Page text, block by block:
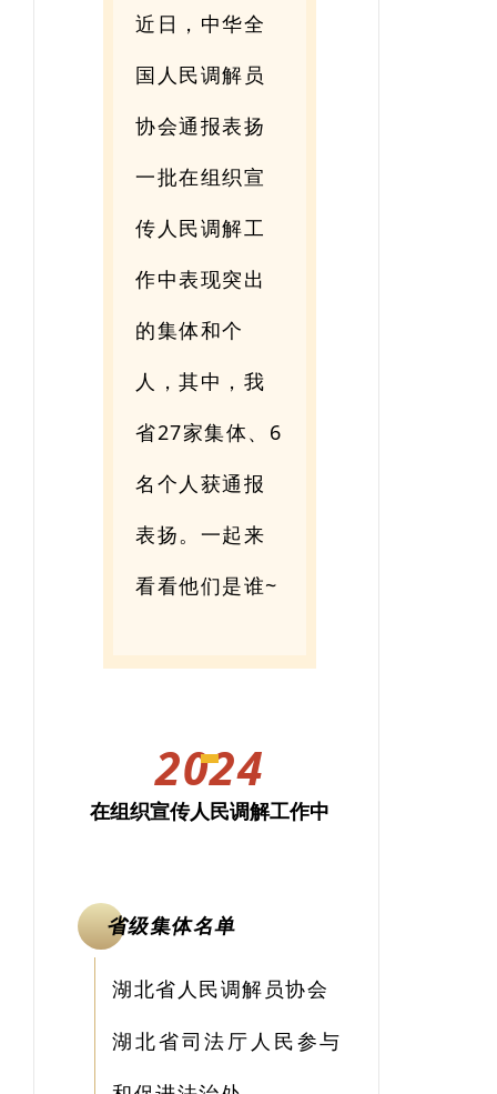
近日，中华全
国人民调解员
协会通报表扬
一批在组织宣
传人民调解工
作中表现突出
的集体和个
人，其中，我
省27家集体、6
名个人获通报
表扬。一起来
看看他们是谁~
2024
在组织宣传人民调解工作中
省级集体名单
湖北省人民调解员协会
湖北省司法厅人民参与